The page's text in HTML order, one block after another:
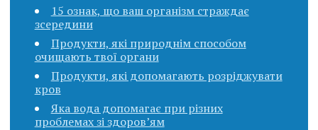
15 ознак, що ваш організм страждає
зсередини
Продукти, які природнім способом
очищають твої органи
Продукти, які допомагають розріджувати
кров
Яка вода допомагає при різних
проблемах зі здоров’ям